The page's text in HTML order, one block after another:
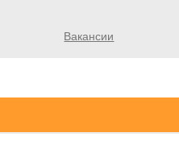
Вакансии